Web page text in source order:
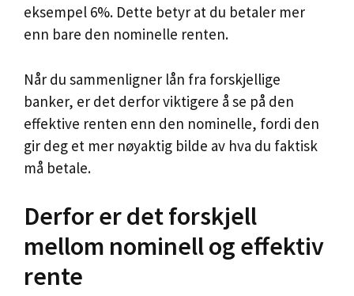
eksempel 6%. Dette betyr at du betaler mer
enn bare den nominelle renten.
Når du sammenligner lån fra forskjellige
banker, er det derfor viktigere å se på den
effektive renten enn den nominelle, fordi den
gir deg et mer nøyaktig bilde av hva du faktisk
må betale.
Derfor er det forskjell
mellom nominell og effektiv
rente